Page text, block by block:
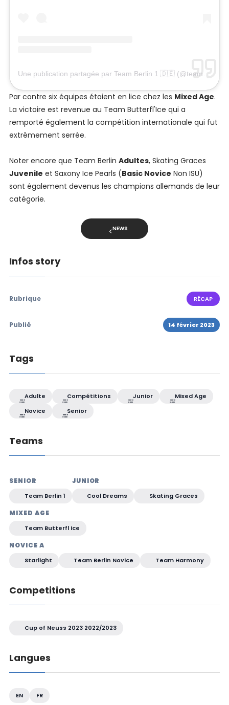
Par contre six équipes étaient en lice chez les Mixed Age.
La victoire est revenue au Team Butterfl'Ice qui a
remporté également la compétition internationale qui fut
extrêmement serrée.
Noter encore que Team Berlin Adultes, Skating Graces
Juvenile et Saxony Ice Pearls (Basic Novice Non ISU)
sont également devenus les champions allemands de leur
catégorie.
NEWS
Infos story
Rubrique RÉCAP
Publié 14 février 2023
Tags
Adulte Compétitions Junior
Mixed Age
Novice
Senior
Teams
SENIOR
Team Berlin 1
JUNIOR
Cool Dreams Skating Graces
MIXED AGE
Team Butterfl Ice
NOVICE A
Starlight Team Berlin Novice Team Harmony
Competitions
Cup of Neuss 2023 2022/2023
Langues
EN FR